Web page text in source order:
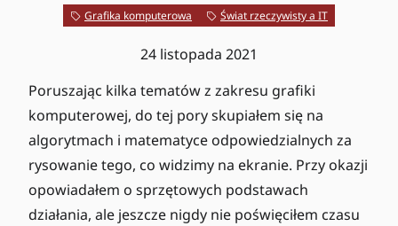
Grafika komputerowa Świat rzeczywisty a IT
24 listopada 2021
Poruszając kilka tematów z zakresu grafiki
komputerowej, do tej pory skupiałem się na
algorytmach i matematyce odpowiedzialnych za
rysowanie tego, co widzimy na ekranie. Przy okazji
opowiadałem o sprzętowych podstawach
działania, ale jeszcze nigdy nie poświęciłem czasu